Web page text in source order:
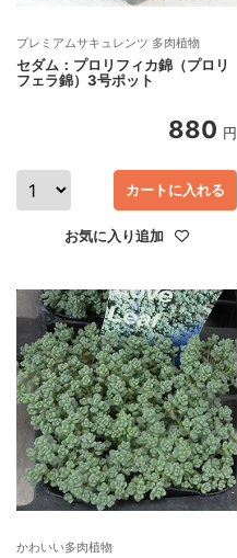
プレミアムサキュレンツ 多肉植物
セダム：プロリフィカ錦（プロリ
フェラ錦）3号ポット
880 円
お気に入り追加
カートに入れる
かわいい多肉植物